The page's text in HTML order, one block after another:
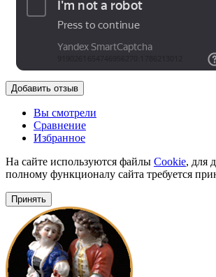
Добавить отзыв
Вы смотрели
Сравнение
Избранное
На сайте используются файлы Cookie, для
полному функционалу сайта требуется
Принять